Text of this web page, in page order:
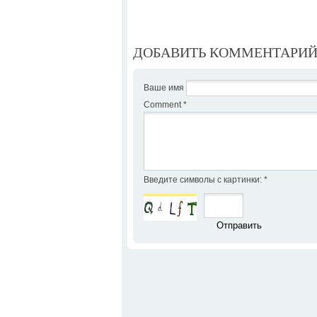
ДОБАВИТЬ КОММЕНТАРИЙ
Ваше имя
Comment *
Введите символы с картинки: *